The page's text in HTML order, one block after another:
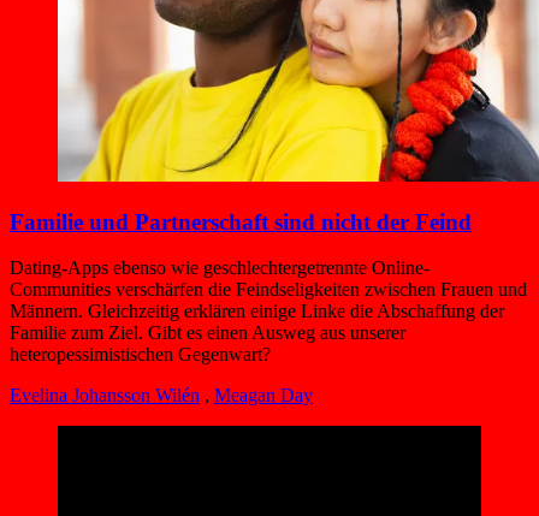
Familie und Partnerschaft sind nicht der Feind
Dating-Apps ebenso wie geschlechtergetrennte Online-
Communities verschärfen die Feindseligkeiten zwischen Frauen und
Männern. Gleichzeitig erklären einige Linke die Abschaffung der
Familie zum Ziel. Gibt es einen Ausweg aus unserer
heteropessimistischen Gegenwart?
Evelina Johansson Wilén , Meagan Day